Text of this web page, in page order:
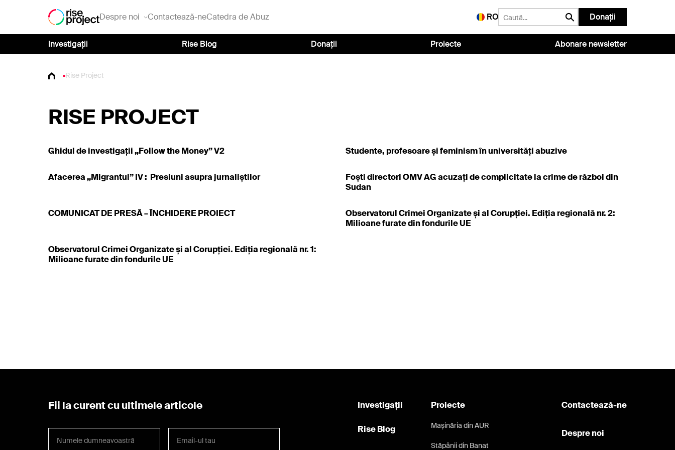
Despre noi Contactează-neCatedra de Abuz RO Donații
Investigații Rise Blog Donații Proiecte Abonare newsletter
Rise Project
RISE PROJECT
Ghidul de investigații „Follow the Money” V2 Studente, profesoare și feminism în universități abuzive
Afacerea „Migrantul” IV : Presiuni asupra jurnaliștilor
Foști directori OMV AG acuzați de complicitate la crime de război din
Sudan
COMUNICAT DE PRESĂ – ÎNCHIDERE PROIECT
Observatorul Crimei Organizate și al Corupției. Ediția regională nr. 2:
Milioane furate din fondurile UE
Observatorul Crimei Organizate și al Corupției. Ediția regională nr. 1:
Milioane furate din fondurile UE
Fii la curent cu ultimele articole Investigații
Rise Blog
Contactează-ne
Despre noi
Proiecte
Mașinăria din AUR
Stăpânii din Banat